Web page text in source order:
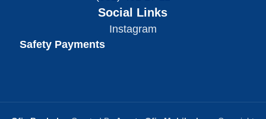
Social Links
Instagram
Safety Payments